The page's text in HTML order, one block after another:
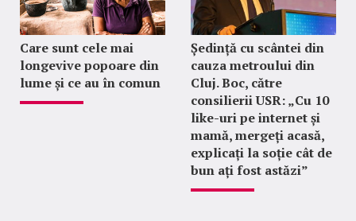
Care sunt cele mai
longevive popoare din
lume și ce au în comun
Ședință cu scântei din
cauza metroului din
Cluj. Boc, către
consilierii USR: „Cu 10
like-uri pe internet și
mamă, mergeți acasă,
explicați la soție cât de
bun ați fost astăzi”